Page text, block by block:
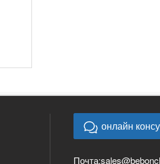
онлайн
Почта: